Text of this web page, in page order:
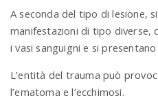
A seconda del tipo di lesione,
manifestazioni di tipo diverse,
i vasi sanguigni e si
L’entità del trauma può
l’ematoma e l’ecchimosi.